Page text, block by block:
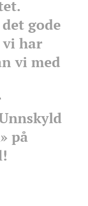
gode
vi har
vi med
på